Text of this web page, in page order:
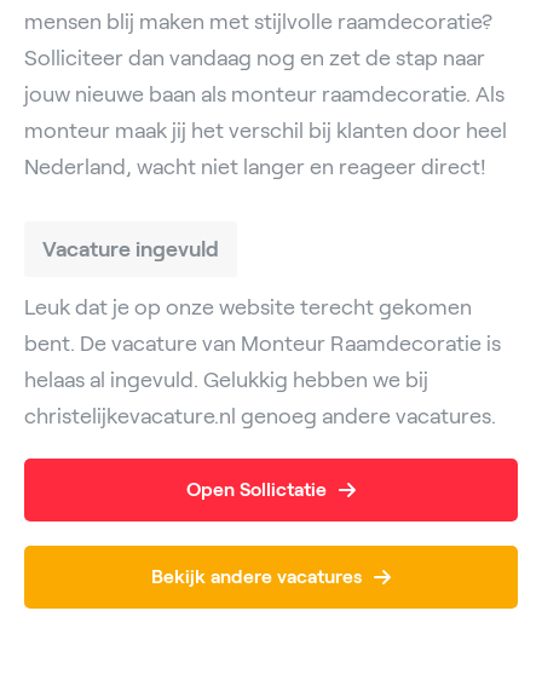
mensen blij maken met stijlvolle raamdecoratie?
Solliciteer dan vandaag nog en zet de stap naar
jouw nieuwe baan als monteur raamdecoratie. Als
monteur maak jij het verschil bij klanten door heel
Nederland, wacht niet langer en reageer direct!
Vacature ingevuld
Leuk dat je op onze website terecht gekomen
bent. De vacature van Monteur Raamdecoratie is
helaas al ingevuld. Gelukkig hebben we bij
christelijkevacature.nl genoeg andere vacatures.
Open Sollictatie
Bekijk andere vacatures